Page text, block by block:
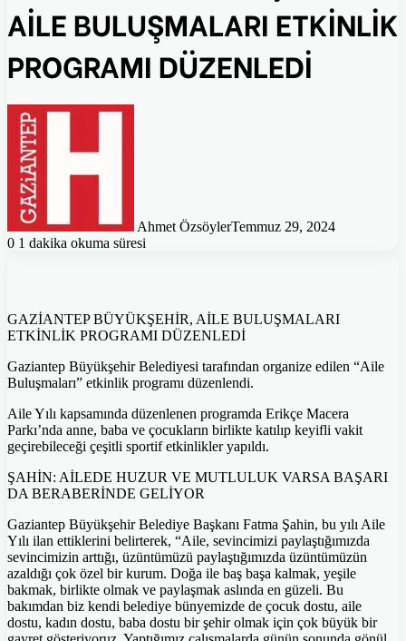
AİLE BULUŞMALARI ETKİNLİK
PROGRAMI DÜZENLEDİ
Ahmet ÖzsöylerTemmuz 29, 2024
0 1 dakika okuma süresi
GAZİANTEP BÜYÜKŞEHİR, AİLE BULUŞMALARI
ETKİNLİK PROGRAMI DÜZENLEDİ
Gaziantep Büyükşehir Belediyesi tarafından organize edilen “Aile
Buluşmaları” etkinlik programı düzenlendi.
Aile Yılı kapsamında düzenlenen programda Erikçe Macera
Parkı’nda anne, baba ve çocukların birlikte katılıp keyifli vakit
geçirebileceği çeşitli sportif etkinlikler yapıldı.
ŞAHİN: AİLEDE HUZUR VE MUTLULUK VARSA BAŞARI
DA BERABERİNDE GELİYOR
Gaziantep Büyükşehir Belediye Başkanı Fatma Şahin, bu yılı Aile
Yılı ilan ettiklerini belirterek, “Aile, sevincimizi paylaştığımızda
sevincimizin arttığı, üzüntümüzü paylaştığımızda üzüntümüzün
azaldığı çok özel bir kurum. Doğa ile baş başa kalmak, yeşile
bakmak, birlikte olmak ve paylaşmak aslında en güzeli. Bu
bakımdan biz kendi belediye bünyemizde de çocuk dostu, aile
dostu, kadın dostu, baba dostu bir şehir olmak için çok büyük bir